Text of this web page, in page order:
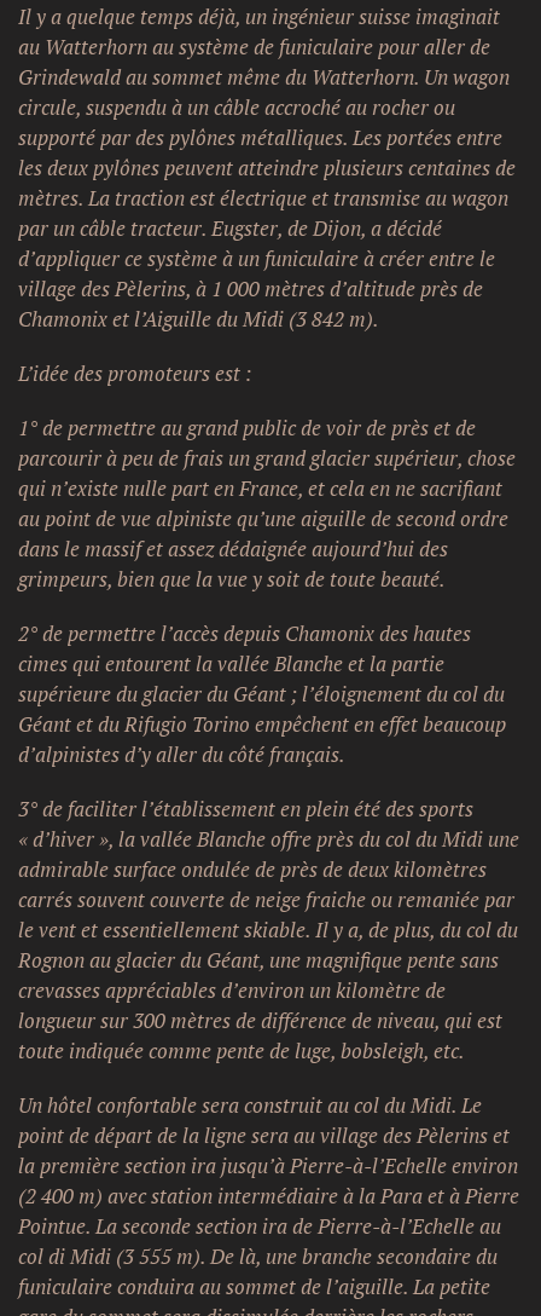
Il y a quelque temps déjà, un ingénieur suisse imaginait
au Watterhorn au système de funiculaire pour aller de
Grindewald au sommet même du Watterhorn. Un wagon
circule, suspendu à un câble accroché au rocher ou
supporté par des pylônes métalliques. Les portées entre
les deux pylônes peuvent atteindre plusieurs centaines de
mètres. La traction est électrique et transmise au wagon
par un câble tracteur.Eugster, de Dijon, a décidé
d’appliquer ce système à un funiculaire à créer entre le
village des Pèlerins, à 1 000 mètres d’altitude près de
Chamonix et l’Aiguille du Midi (3 842 m).
L’idée des promoteurs est :
1° de permettre au grand public de voir de près et de
parcourir à peu de frais un grand glacier supérieur, chose
qui n’existe nulle part en France, et cela en ne sacrifiant
au point de vue alpiniste qu’une aiguille de second ordre
dans le massif et assez dédaignée aujourd’hui des
grimpeurs, bien que la vue y soit de toute beauté.
2° de permettre l’accès depuis Chamonix des hautes
cimes qui entourent la vallée Blanche et la partie
supérieure du glacier du Géant ; l’éloignement du col du
Géant et du Rifugio Torino empêchent en effet beaucoup
d’alpinistes d’y aller du côté français.
3° de faciliter l’établissement en plein été des sports
« d’hiver », la vallée Blanche offre près du col du Midi une
admirable surface ondulée de près de deux kilomètres
carrés souvent couverte de neige fraiche ou remaniée par
le vent et essentiellement skiable. Il y a, de plus, du col du
Rognon au glacier du Géant, une magnifique pente sans
crevasses appréciables d’environ un kilomètre de
longueur sur 300 mètres de différence de niveau, qui est
toute indiquée comme pente de luge, bobsleigh, etc.
Un hôtel confortable sera construit au col du Midi. Le
point de départ de la ligne sera au village des Pèlerins et
la première section ira jusqu’à Pierre-à-l’Echelle environ
(2 400 m) avec station intermédiaire à la Para et à Pierre
Pointue. La seconde section ira de Pierre-à-l’Echelle au
col di Midi (3 555 m). De là, une branche secondaire du
funiculaire conduira au sommet de l’aiguille. La petite